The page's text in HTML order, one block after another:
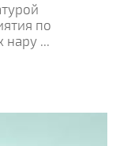
по
нару ...